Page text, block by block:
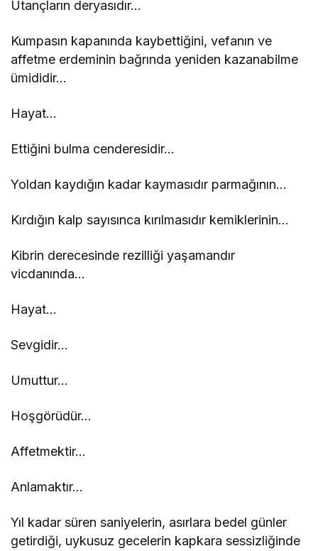
Utançların deryasıdır…
Kumpasın kapanında kaybettiğini, vefanın ve
affetme erdeminin bağrında yeniden kazanabilme
ümididir…
Hayat…
Ettiğini bulma cenderesidir…
Yoldan kaydığın kadar kaymasıdır parmağının…
Kırdığın kalp sayısınca kırılmasıdır kemiklerinin…
Kibrin derecesinde rezilliği yaşamandır
vicdanında…
Hayat…
Sevgidir…
Umuttur…
Hoşgörüdür…
Affetmektir…
Anlamaktır…
Yıl kadar süren saniyelerin, asırlara bedel günler
getirdiği, uykusuz gecelerin kapkara sessizliğinde